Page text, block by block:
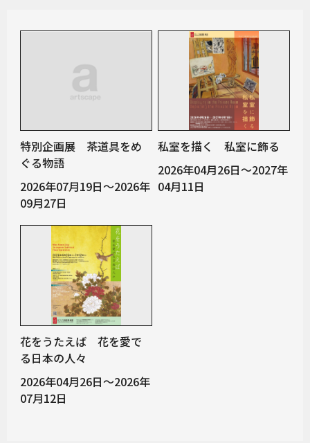
特別企画展 茶道具をめ
ぐる物語
2026年07月19日～2026年
09月27日
私室を描く 私室に飾る
2026年04月26日～2027年
04月11日
花をうたえば 花を愛で
る日本の人々
2026年04月26日～2026年
07月12日